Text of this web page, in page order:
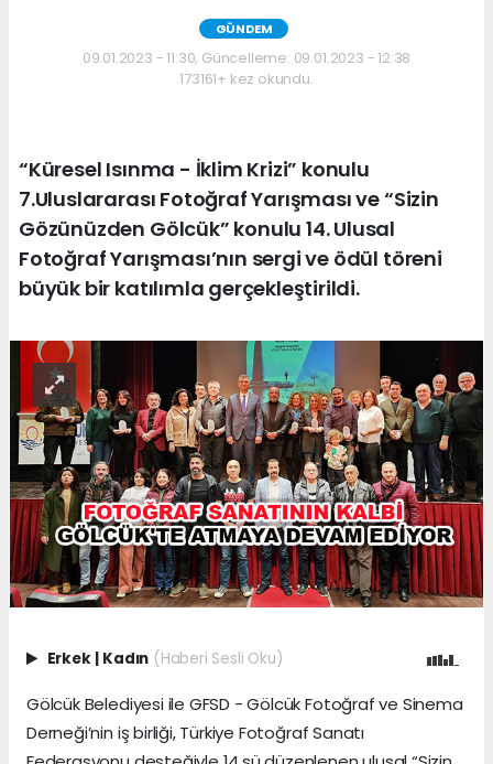
GÜNDEM
09.01.2023 - 11:30, Güncelleme: 09.01.2023 - 12:38
173161+ kez okundu.
“Küresel Isınma - İklim Krizi” konulu
7.Uluslararası Fotoğraf Yarışması ve “Sizin
Gözünüzden Gölcük” konulu 14. Ulusal
Fotoğraf Yarışması’nın sergi ve ödül töreni
büyük bir katılımla gerçekleştirildi.
Erkek | Kadın (Haberi Sesli Oku)
Gölcük Belediyesi ile GFSD - Gölcük Fotoğraf ve Sinema
Derneği’nin iş birliği, Türkiye Fotoğraf Sanatı